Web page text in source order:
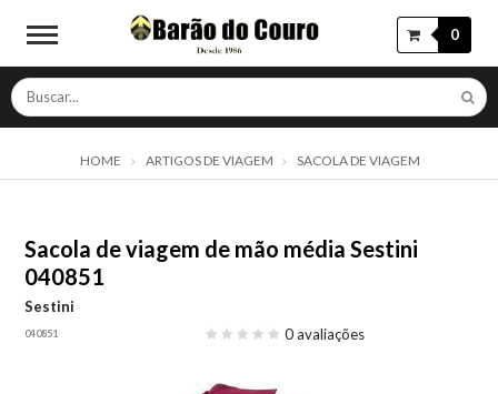
0
HOME ARTIGOS DE VIAGEM SACOLA DE VIAGEM
Sacola de viagem de mão média Sestini
040851
Sestini
040851 0 avaliações